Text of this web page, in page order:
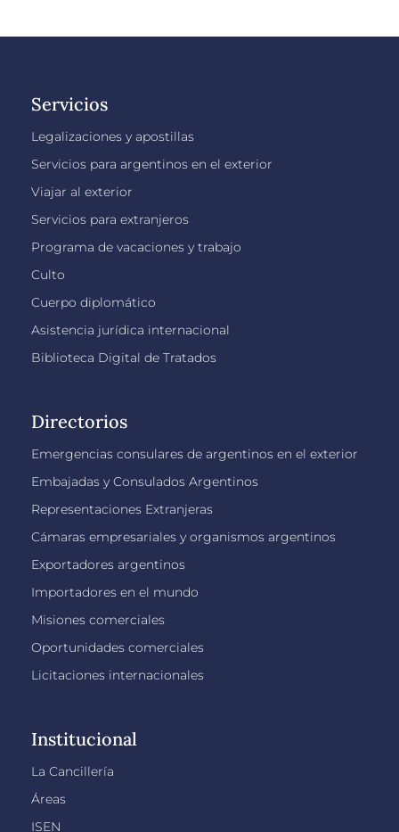
Servicios
Legalizaciones y apostillas
Servicios para argentinos en el exterior
Viajar al exterior
Servicios para extranjeros
Programa de vacaciones y trabajo
Culto
Cuerpo diplomático
Asistencia jurídica internacional
Biblioteca Digital de Tratados
Directorios
Emergencias consulares de argentinos en el exterior
Embajadas y Consulados Argentinos
Representaciones Extranjeras
Cámaras empresariales y organismos argentinos
Exportadores argentinos
Importadores en el mundo
Misiones comerciales
Oportunidades comerciales
Licitaciones internacionales
Institucional
La Cancillería
Áreas
ISEN